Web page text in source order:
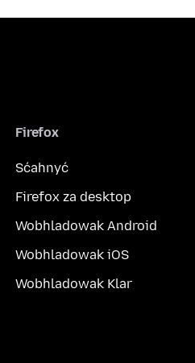
Firefox
Sćahnyć
Firefox za desktop
Wobhladowak Android
Wobhladowak iOS
Wobhladowak Klar